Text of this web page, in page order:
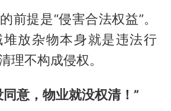
前提是“侵害合法权益”。
放杂物本身就是违法行
理不构成侵权。
意，物业就没权清！”